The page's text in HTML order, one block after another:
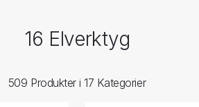
16 Elverktyg
509 Produkter i 17 Kategorier